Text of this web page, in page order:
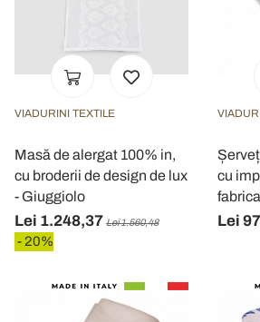
VIADURINI TEXTILE
Masă de alergat 100% in,
cu broderii de design de lux
- Giuggiolo
Lei 1.248,37 Lei 1.560,48
- 20%
cu
Lei